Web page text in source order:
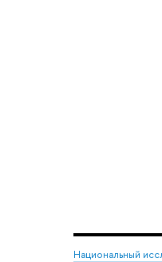
Национальный